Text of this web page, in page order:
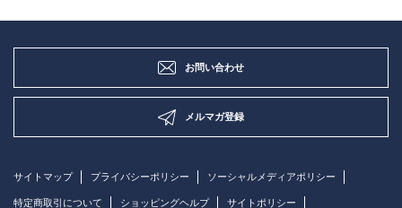
お問い合わせ
メルマガ登録
サイトマップ プライバシーポリシー ソーシャルメディアポリシー
特定商取引について ショッピングヘルプ サイトポリシー